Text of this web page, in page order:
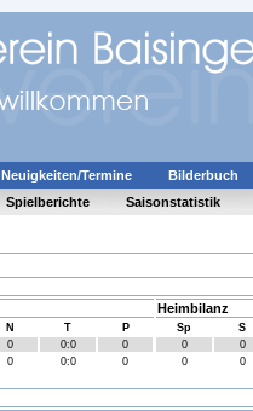
Neuigkeiten/Termine
Bilderbuch
Spielberichte Saisonstatistik
Heimbilanz
N T P Sp
S
0 0:0 0 0
0
0 0:0 0 0 0